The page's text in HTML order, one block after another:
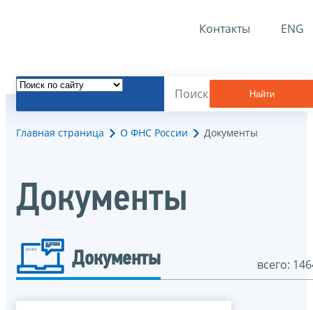
Контакты ENG
Найти
Главная страница О ФНС России Документы
Документы
Документы всего: